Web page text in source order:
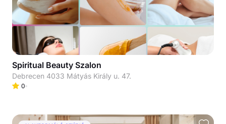
Spiritual Beauty Szalon
Debrecen 4033 Mátyás Király u. 47.
0